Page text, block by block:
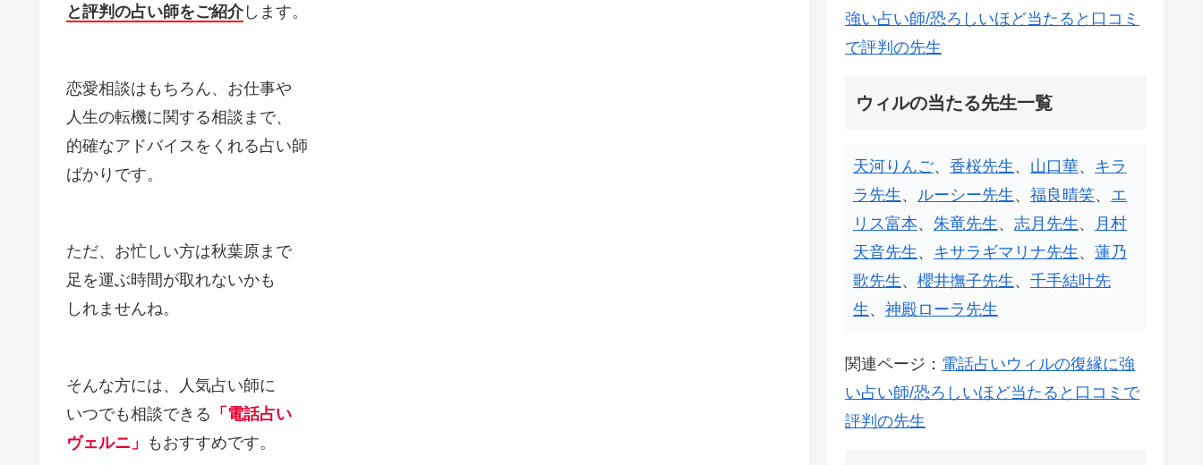
と評判の占い師をご紹介します。
恋愛相談はもちろん、お仕事や
人生の転機に関する相談まで、
的確なアドバイスをくれる占い師
ばかりです。
ただ、お忙しい方は秋葉原まで
足を運ぶ時間が取れないかも
しれませんね。
そんな方には、人気占い師に
いつでも相談できる 「電話占い
ヴェルニ」
もおすすめです。
強い占い師/恐ろしいほど当たると口コミ
で評判の先生
ウィルの当たる先生一覧
天河りんご、 香桜先生 、 山口華、 キラ
ラ先生 、 ルーシー先生 、 福良晴笑、 エ
リス富本、 朱竜先生 、 志月先生 、
月村
天音先生 、 キサラギマリナ先生 、 蓮乃
歌先生 、 櫻井撫子先生 、 千手結叶先
生 、 神殿ローラ先生
関連ページ： 電話占いウィルの復縁に強
い占い師/恐ろしいほど当たると口コミで
評判の先生